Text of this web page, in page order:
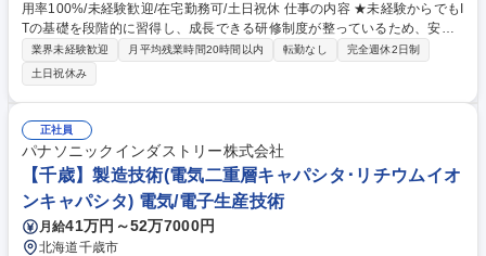
用率100%/未経験歓迎/在宅勤務可/土日祝休 仕事の内容 ★未経験からでもI
Tの基礎を段階的に習得し、成長できる研修制度が整っているため、安心
して挑戦できます★ ■システムの品質をチェックするお仕事をお任せしま
す。 【Webテスト・検証】新しいWebサービスが正しく動くかのチェッ
クとバグの報告 ＜具体的には＞ 1.テスト項目を確認 2.実際にアプリやシ
ステムを操作 3.仕様通りに動くかチェック 4.不具合や気になる点を報告
募集職種 【沖縄/品質検証・テスト】正社員登用率100%/未経験歓迎/在宅
勤務可/土日祝休
業界未経験歓迎 月平均残業時間20時間以内 転勤なし
完全週休2日制
土日祝休み
正社員
パナソニックインダストリー株式会社
【千歳】製造技術(電気二重層キャパシタ･リチウムイオ
ンキャパシタ) 電気/電子生産技術
月給41万円～52万7000円
北海道千歳市